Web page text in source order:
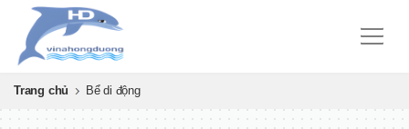
Trang chủ Bể di động